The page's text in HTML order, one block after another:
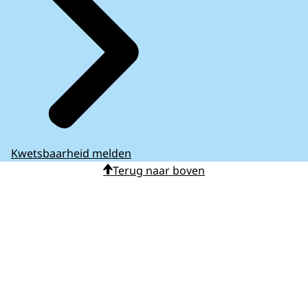
Kwetsbaarheid melden
Terug naar boven